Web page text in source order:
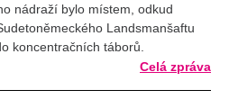
nádraží bylo místem, odkud
Landsmanšaftu
koncentračních táborů.
Celá zpráva